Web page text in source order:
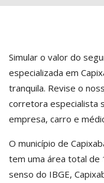
Simular o valor do
especializada em
tranquila. Revise o
corretora especialista
empresa, carro e
O município de
tem uma área total de
senso do IBGE,